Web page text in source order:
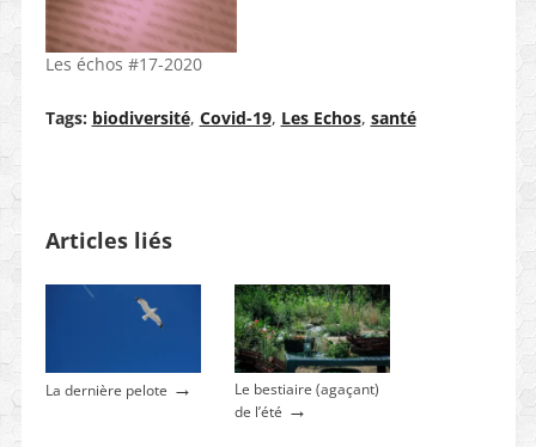
Les échos #17-2020
Tags: biodiversité, Covid-19, Les Echos, santé
Articles liés
La dernière pelote →
Le bestiaire (agaçant)
de l’été →